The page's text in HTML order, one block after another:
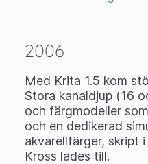
2006
Med Krita 1.5 kom
Stora kanaldjup (16
och färgmodeller
och en dedikerad
akvarellfärger, skript
Kross lades till.